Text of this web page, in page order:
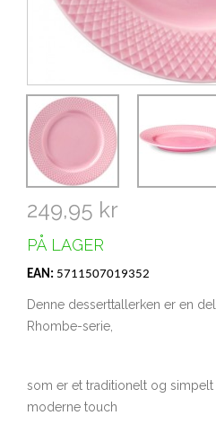
249,95 kr
PÅ LAGER
EAN: 5711507019352
Denne desserttallerken er en
Rhombe-serie,
som er et traditionelt og simpelt
moderne touch